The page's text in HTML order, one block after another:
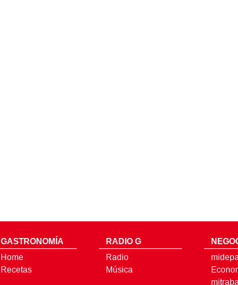
GASTRONOMÍA
Home
Recetas
RADIO G
Radio
Música